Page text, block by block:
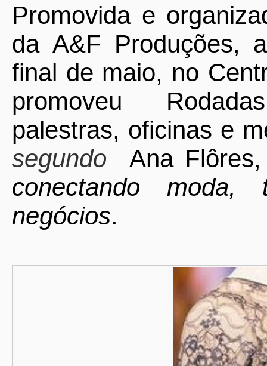
Promovida e
daA&F Produções,
final de maio, no
promoveu
palestras, oficinas e
segundo
Ana
conectando moda,
negócios.